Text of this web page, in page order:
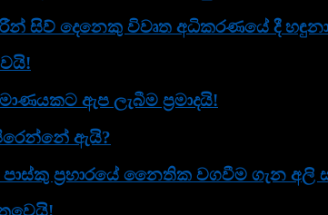
සිව් දෙනෙකු විවෘත අධි­ක­ර­ණ­යේ දී
ඇප ලැබීම ප්‍රමාදයි!
ඇයි?
ප්‍රහාරයේ නෛතික වගවීම ගැන අලි